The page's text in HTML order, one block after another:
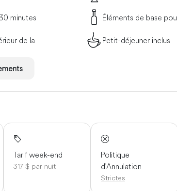
spécialités de venaison. Jour 7 - Départ pour le
à ma sœur. Vous y rencontrerez le
le nourrissage des guépards, nous profiterons
du Kalahari. Détente sous un lapa pour
le peuple autochtone de Namibie, et découverte
excursion pour observer la faune et les paysages
Après une baignade rafraîchissante, aventure
rendrez à cheval à un point de vue exceptionnel
une boisson rafraîchissante de votre
du Kalahari. Jour 9 : Réveil en douceur et,
Immortalisez ce moment en prenant des
de chats-sériformes, la fierté de ma mère. Vous
terminerez la journée par un safari à la
minutes Éléments de base
de la Petit-déjeuner inclus
Tarif week-end
317 $ par nuit
Politique
d'Annulation
Strictes